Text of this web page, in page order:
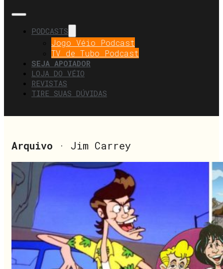
PODCASTS
Jogo Véio Podcast
TV de Tubo Podcast
SEJA APOIADOR
LOJA DO VÉIO
REVISTAS
TIRE SUAS DÚVIDAS
Arquivo · Jim Carrey